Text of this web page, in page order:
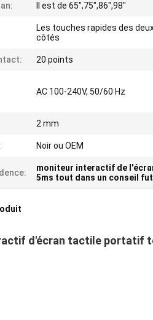
Il est de 65",75",86",98"
Les touches rapides des
côtés
20 points
AC 100-240V, 50/60 Hz
2 mm
Noir ou OEM
moniteur interactif de
5ms tout dans un conseil
d'écran tactile portatif